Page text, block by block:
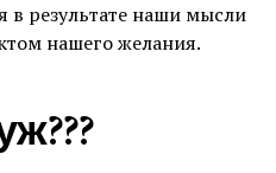
в результате наши мысли
нашего желания.